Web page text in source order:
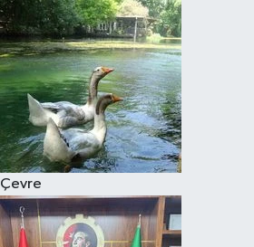
Çevre